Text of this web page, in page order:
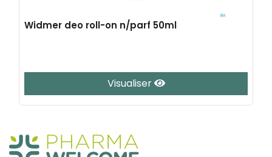
Widmer deo roll-on n/parf 50ml
Visualiser